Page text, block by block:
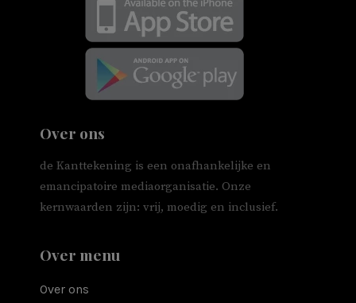
Over ons
de Kanttekening is een onafhankelijke en
emancipatoire mediaorganisatie. Onze
kernwaarden zijn: vrij, moedig en inclusief.
Over menu
Over ons